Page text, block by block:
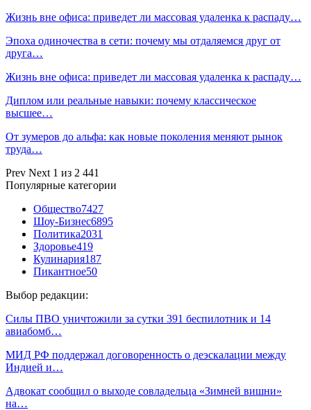
Жизнь вне офиса: приведет ли массовая удаленка к распаду…
Эпоха одиночества в сети: почему мы отдаляемся друг от
друга…
Жизнь вне офиса: приведет ли массовая удаленка к распаду…
Диплом или реальные навыки: почему классическое
высшее…
От зумеров до альфа: как новые поколения меняют рынок
труда…
Prev Next 1 из 2 441
Популярные категории
Общество7427
Шоу-Бизнес6895
Политика2031
Здоровье419
Кулинария187
Пикантное50
Выбор редакции:
Силы ПВО уничтожили за сутки 391 беспилотник и 14
авиабомб…
МИД РФ поддержал договоренность о деэскалации между
Индией и…
Адвокат сообщил о выходе совладельца «Зимней вишни»
на…